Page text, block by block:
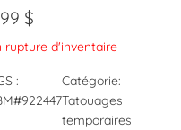
$
rupture d'inventaire
:
Catégorie:
Tatouages
temporaires